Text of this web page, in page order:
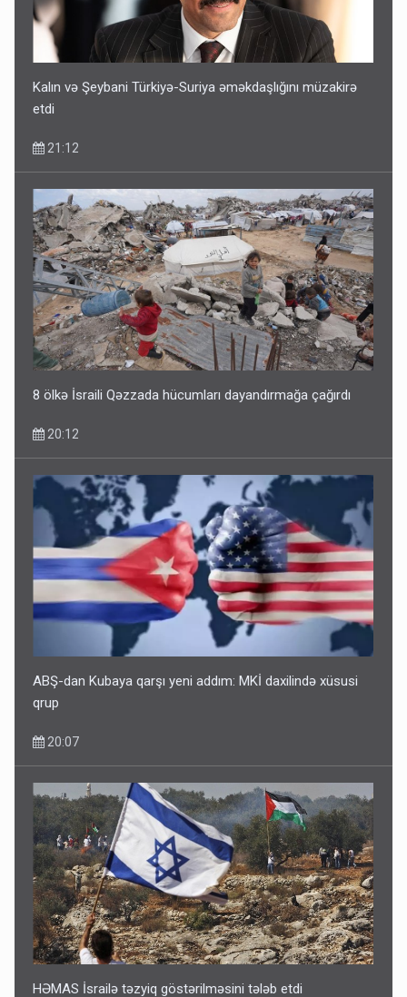
ŞOK! David Seliverstov ölkədən qaçdı
14:14
Bu ölkələrə şəxsiyyət vəsiqəsi ilə gedə biləcəksiniz -
SİYAHI
10:53
Ərdoğana sui-qəsd planının iştirakçısı detalları açıqladı
5 Avqust 16:56
Kalın və Şeybani Türkiyə-Suriya əməkdaşlığını müzakirə
etdi
21:12
8 ölkə İsraili Qəzzada hücumları dayandırmağa çağırdı
20:12
ABŞ-dan Kubaya qarşı yeni addım: MKİ daxilində xüsusi
qrup
20:07
HƏMAS İsrailə təzyiq göstərilməsini tələb etdi